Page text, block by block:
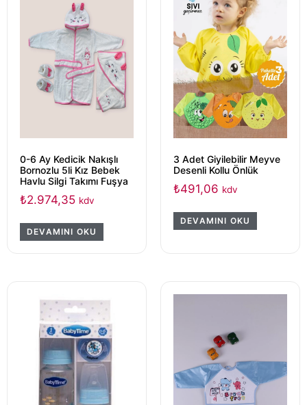
0-6 Ay Kedicik Nakışlı
Bornozlu 5li Kız Bebek
Havlu Silgi Takımı Fuşya
₺2.974,35 kdv
DEVAMINI OKU
3 Adet Giyilebilir Meyve
Desenli Kollu Önlük
₺491,06 kdv
DEVAMINI OKU